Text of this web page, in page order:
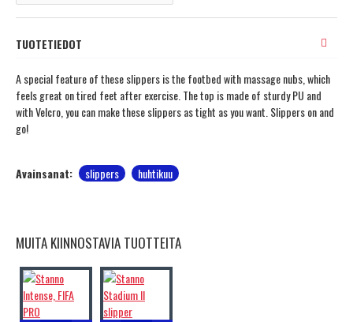
TUOTETIEDOT
A special feature of these slippers is the footbed with massage nubs, which
feels great on tired feet after exercise. The top is made of sturdy PU and
with Velcro, you can make these slippers as tight as you want. Slippers on and
go!
Avainsanat: slippers huhtikuu
MUITA KIINNOSTAVIA TUOTTEITA